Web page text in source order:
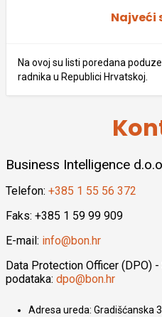
Najveći
Na ovoj su listi poredana
radnika u Republici Hrvatskoj.
Business Intelligence
Telefon: +385 1 55 56 372
Faks: +385 1 59 99 909
E-mail: info@bon.hr
Data Protection Officer (DPO)
podataka: dpo@bon.hr
Adresa ureda: Gradišćanska